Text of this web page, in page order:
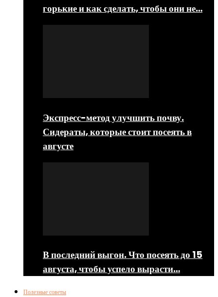
горькие и как сделать, чтобы они не…
Экспресс-метод улучшить почву.
Сидераты, которые стоит посеять в
августе
В последний выгон. Что посеять до 15
августа, чтобы успело вырасти…
Полезные советы